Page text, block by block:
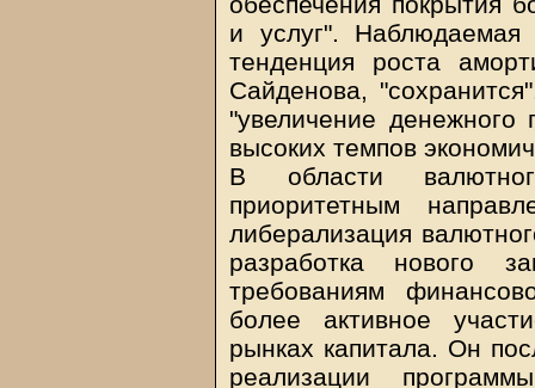
и услуг".
тенденция роста
Сайденова,
"увеличение денежного
высоких темпов
В области
приоритетным
либерализация
разработка нового
требованиям
более активное
рынках капитала. Он
реализации